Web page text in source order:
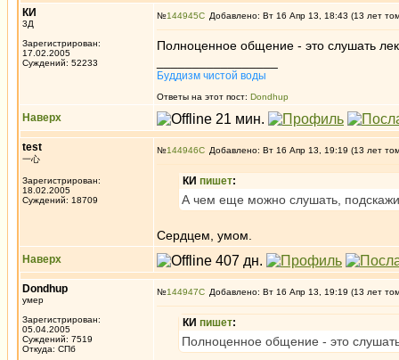
КИ
3Д
Зарегистрирован:
17.02.2005
Суждений: 52233
№144945 Добавлено: Вт 16 Апр 13, 18:43 (13 лет
Полноценное общение - это слушать
Буддизм чистой воды
Ответы на этот пост: Dondhup
Наверх
test
一心
Зарегистрирован:
18.02.2005
Суждений: 18709
№144946 Добавлено: Вт 16 Апр 13, 19:19 (13 лет
КИ пишет:
А чем еще можно слушать,
Сердцем, умом.
Наверх
Dondhup
умер
Зарегистрирован:
05.04.2005
Суждений: 7519
Откуда: СПб
№144947 Добавлено: Вт 16 Апр 13, 19:19 (13 лет
КИ пишет:
Полноценное общение - это